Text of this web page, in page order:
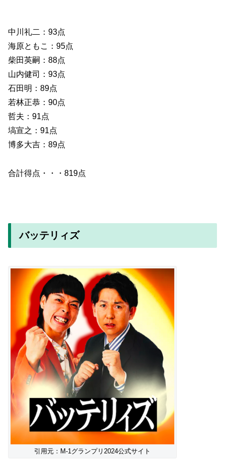
中川礼二：93点
海原ともこ：95点
柴田英嗣：88点
山内健司：93点
石田明：89点
若林正恭：90点
哲夫：91点
塙宣之：91点
博多大吉：89点
合計得点・・・819点
バッテリィズ
引用元：M-1グランプリ2024公式サイト